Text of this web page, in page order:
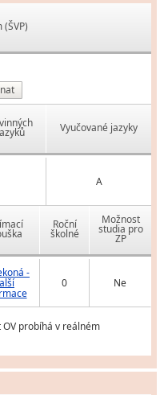
Vyučované jazyky
A
Roční
školné
Možnost
studia pro
ZP
-
0 Ne
probíhá v reálném